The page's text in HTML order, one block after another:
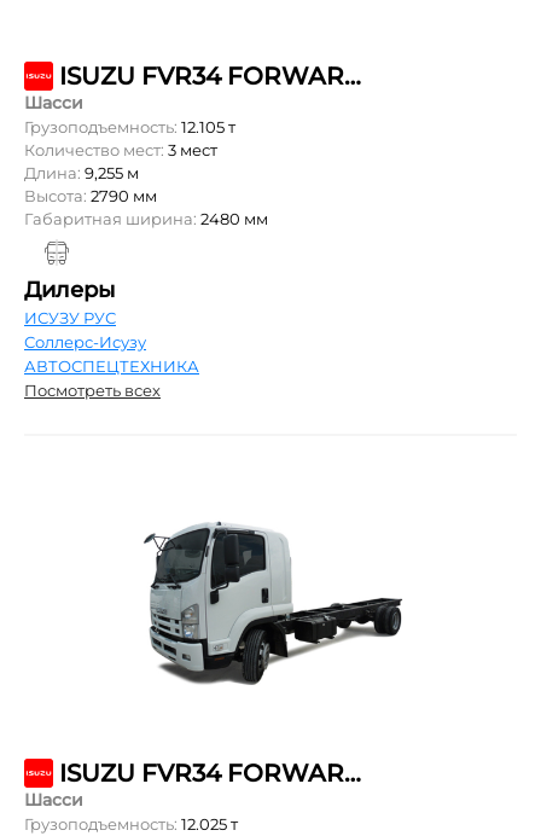
ISUZU FVR34 FORWARD 18.0 LONG AIR SUSP
Шасси
Грузоподъемность: 12.105 т
Количество мест: 3 мест
Длина: 9,255 м
Высота: 2790 мм
Габаритная ширина: 2480 мм
Дилеры
ИСУЗУ РУС
Соллерс-Исузу
АВТОСПЕЦТЕХНИКА
Посмотреть всех
ISUZU FVR34 FORWARD 18.0 LONG
Шасси
Грузоподъемность: 12.025 т